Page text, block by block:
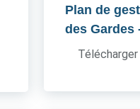
Plan de
des Gardes